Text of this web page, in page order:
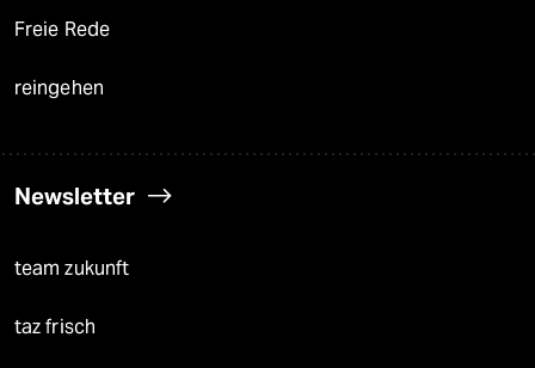
Freie Rede
reingehen
Newsletter
team zukunft
taz frisch